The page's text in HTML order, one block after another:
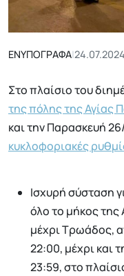
ΕΝΥΠΟΓΡΑΦΑ|
Στο πλαίσιο του
της πόλης της Αγίας
και την Παρασκευή
κυκλοφοριακές
Ισχυρή σύσταση
όλο το μήκος της
μέχρι Τρωάδος,
22:00, μέχρι και
23:59, στο